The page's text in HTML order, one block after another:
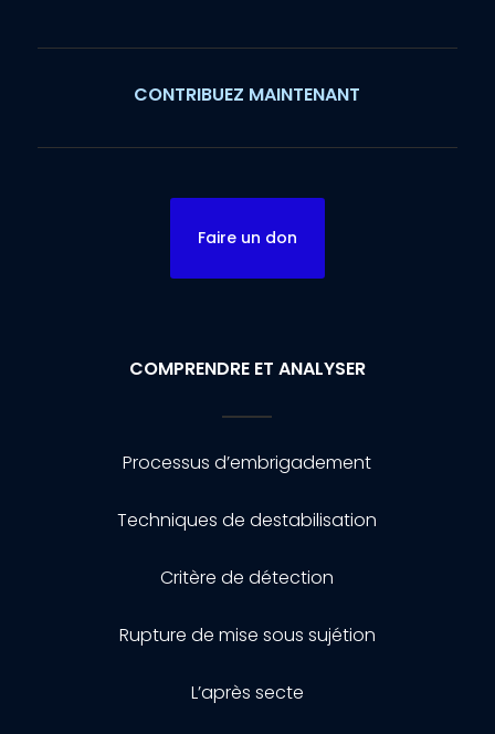
CONTRIBUEZ MAINTENANT
Faire un don
COMPRENDRE ET ANALYSER
Processus d’embrigadement
Techniques de destabilisation
Critère de détection
Rupture de mise sous sujétion
L’après secte